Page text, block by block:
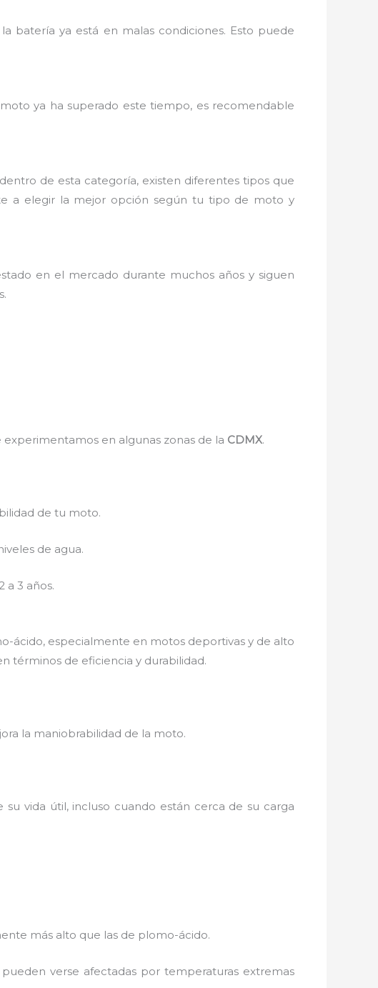
batería ya está en malas condiciones. Esto puede
ya ha superado este tiempo, es recomendable
de esta categoría, existen diferentes tipos que
a elegir la mejor opción según tu tipo de moto y
en el mercado durante muchos años y siguen
en algunas zonas de la CDMX.
de tu moto.
de agua.
a 3 años.
ácido, especialmente en motos deportivas y de alto
términos de eficiencia y durabilidad.
la maniobrabilidad de la moto.
vida útil, incluso cuando están cerca de su carga
más alto que las de plomo-ácido.
verse afectadas por temperaturas extremas